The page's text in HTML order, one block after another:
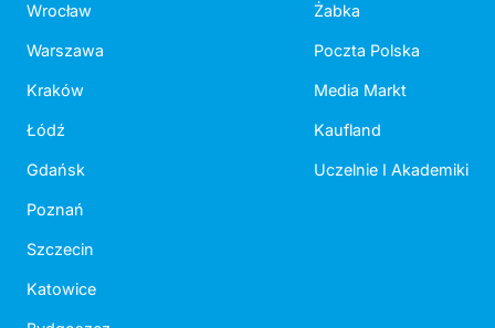
Wrocław
Warszawa
Kraków
Łódź
Gdańsk
Poznań
Szczecin
Katowice
Żabka
Poczta Polska
Media Markt
Kaufland
Uczelnie I Akademiki